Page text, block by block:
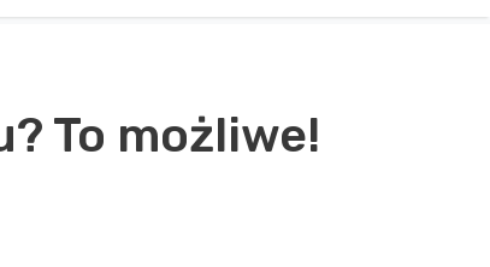
To możliwe!